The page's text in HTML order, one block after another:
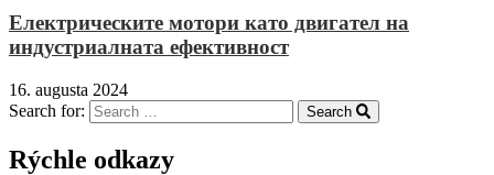
Електрическите мотори като двигател на
индустриалната ефективност
16. augusta 2024
Search for:
Search
Rýchle odkazy